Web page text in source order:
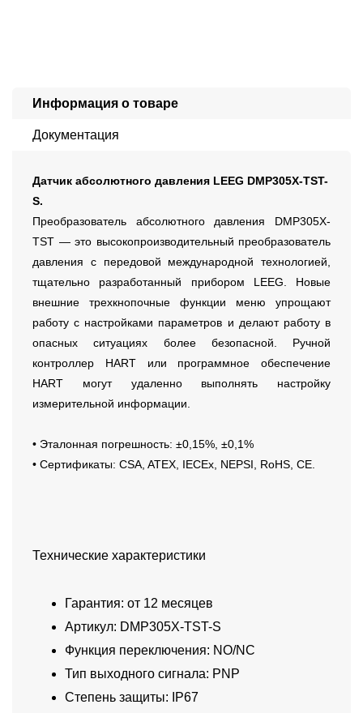
Информация о товаре
Документация
Датчик абсолютного давления LEEG DMP305X-TST-
S.
Преобразователь абсолютного давления DMP305X-
TST — это высокопроизводительный преобразователь
давления с передовой международной технологией,
тщательно разработанный прибором LEEG. Новые
внешние трехкнопочные функции меню упрощают
работу с настройками параметров и делают работу в
опасных ситуациях более безопасной. Ручной
контроллер HART или программное обеспечение
HART могут удаленно выполнять настройку
измерительной информации.
• Эталонная погрешность: ±0,15%, ±0,1%
• Сертификаты: CSA, ATEX, IECEx, NEPSI, RoHS, CE.
Технические характеристики
Гарантия: от 12 месяцев
Артикул: DMP305X-TST-S
Функция переключения: NO/NC
Тип выходного сигнала: PNP
Степень защиты: IP67